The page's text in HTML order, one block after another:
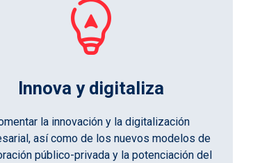
Innova y digitaliza
la innovación y la digitalización
así como de los nuevos modelos de
público-privada y la potenciación del